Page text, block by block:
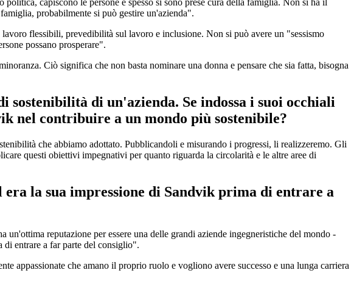
capiscono le persone e spesso si sono prese cura della famiglia. Non si ha il
probabilmente si può gestire un'azienda".
flessibili, prevedibilità sul lavoro e inclusione. Non si può avere un "sessismo
possano prosperare".
Ciò significa che non basta nominare una donna e pensare che sia fatta, bisogna
di un'azienda. Se indossa i suoi occhiali
nel contribuire a un mondo più sostenibile?
che abbiamo adottato. Pubblicandoli e misurando i progressi, li realizzeremo. Gli
questi obiettivi impegnativi per quanto riguarda la circolarità e le altre aree di
la sua impressione di Sandvik prima di entrare a
reputazione per essere una delle grandi aziende ingegneristiche del mondo -
entrare a far parte del consiglio".
appassionate che amano il proprio ruolo e vogliono avere successo e una lunga carriera